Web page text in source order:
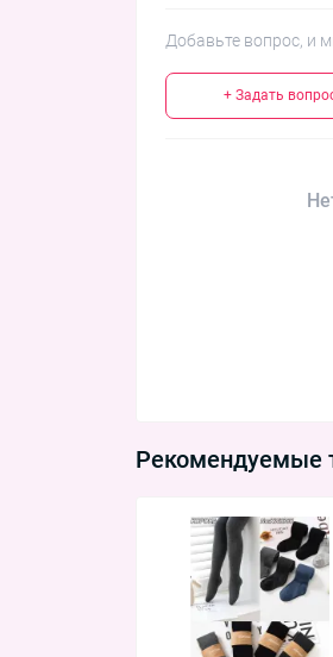
Добавьте вопрос, и
+ Задать
Рекомендуемые